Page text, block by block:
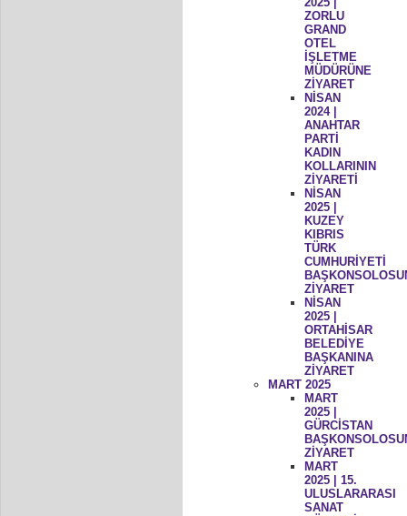
ZORLU
GRAND
OTEL
İŞLETME
MÜDÜRÜNE
ZİYARET
NİSAN
2024 |
ANAHTAR
PARTİ
KADIN
KOLLARININ
ZİYARETİ
NİSAN
2025 |
KUZEY
KIBRIS
TÜRK
CUMHURİYETİ
ZİYARET
NİSAN
2025 |
ORTAHİSAR
BELEDİYE
BAŞKANINA
ZİYARET
MART 2025
MART
2025 |
GÜRCİSTAN
ZİYARET
MART
2025 | 15.
ULUSLARARASI
SANAT